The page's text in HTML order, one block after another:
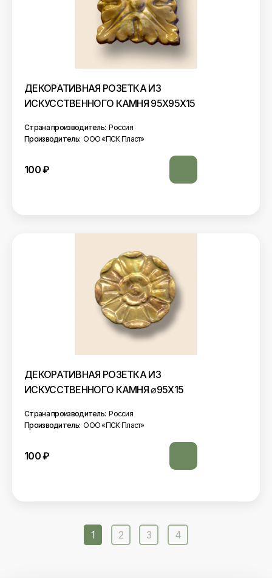
ДЕКОРАТИВНАЯ РОЗЕТКА ИЗ
ИСКУССТВЕННОГО КАМНЯ 95Х95Х15
Страна производитель: Россия
Производитель: ООО «ПСК Пласт»
100₽
ДЕКОРАТИВНАЯ РОЗЕТКА ИЗ
ИСКУССТВЕННОГО КАМНЯ ⌀95Х15
Страна производитель: Россия
Производитель: ООО «ПСК Пласт»
100₽
1 2 3 4